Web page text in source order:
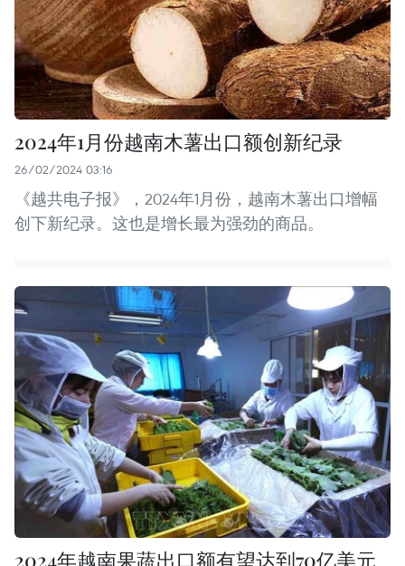
2024年1月份越南木薯出口额创新纪录
26/02/2024 03:16
《越共电子报》，2024年1月份，越南木薯出口增幅
创下新纪录。这也是增长最为强劲的商品。
2024年越南果蔬出口额有望达到70亿美元